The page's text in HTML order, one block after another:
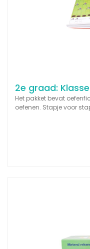
2e graad:
Het pakket bevat
oefenen. Stapje voor